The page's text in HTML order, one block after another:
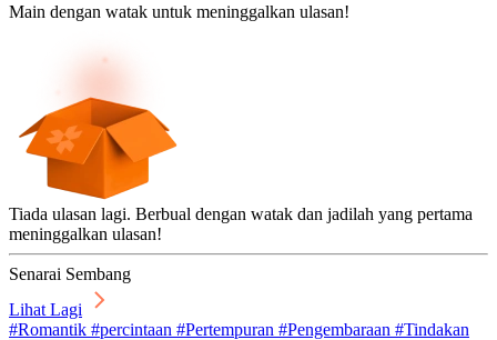
Main dengan watak untuk meninggalkan ulasan!
Tiada ulasan lagi. Berbual dengan watak dan jadilah yang pertama
meninggalkan ulasan!
Senarai Sembang
Lihat Lagi
#Romantik #percintaan #Pertempuran #Pengembaraan #Tindakan